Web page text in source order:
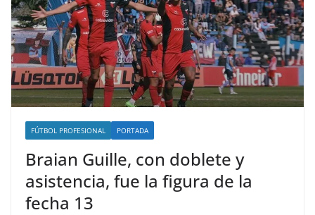
FÚTBOL PROFESIONAL PORTADA
Braian Guille, con doblete y
asistencia, fue la figura de la
fecha 13